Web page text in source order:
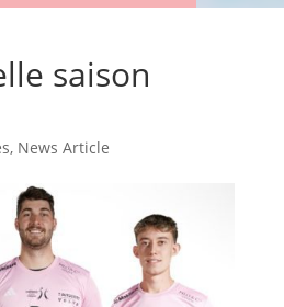
saison
, News Article